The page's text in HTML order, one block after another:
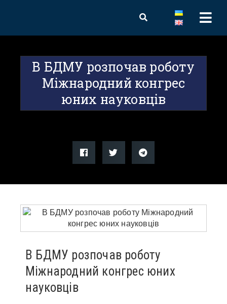
В БДМУ розпочав роботу
Міжнародний конгрес
юних науковців
В БДМУ розпочав роботу
Міжнародний конгрес юних
науковців